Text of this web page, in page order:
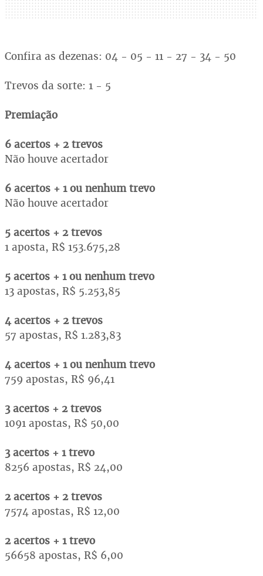
Confira as dezenas: 04 - 05 - 11 - 27 - 34 - 50
Trevos da sorte: 1 - 5
Premiação
6 acertos + 2 trevos
Não houve acertador
6 acertos + 1 ou nenhum trevo
Não houve acertador
5 acertos + 2 trevos
1 aposta, R$ 153.675,28
5 acertos + 1 ou nenhum trevo
13 apostas, R$ 5.253,85
4 acertos + 2 trevos
57 apostas, R$ 1.283,83
4 acertos + 1 ou nenhum trevo
759 apostas, R$ 96,41
3 acertos + 2 trevos
1091 apostas, R$ 50,00
3 acertos + 1 trevo
8256 apostas, R$ 24,00
2 acertos + 2 trevos
7574 apostas, R$ 12,00
2 acertos + 1 trevo
56658 apostas, R$ 6,00